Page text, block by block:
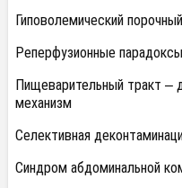
Гиповолемический
Реперфузионные парадоксы
Пищеварительный тракт –
механизм
Селективная
Синдром абдоминальной